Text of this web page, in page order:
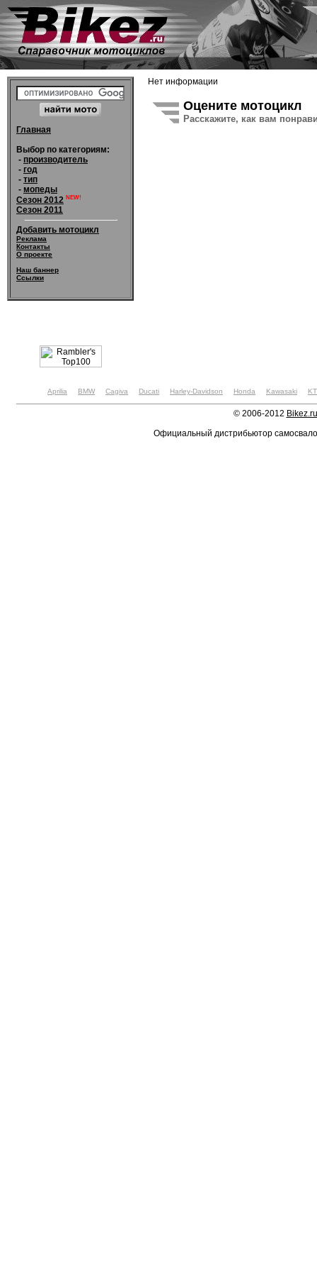
Главная
Выбор по категориям:
- производитель
- год
- тип
- мопеды
Сезон 2012 NEW!
Сезон 2011
Добавить мотоцикл
Реклама
Контакты
О проекте
Наш баннер
Ссылки
Нет информации
Оцените мотоцикл
Расскажите, как вам
Aprilia BMW Cagiva Ducati Harley-Davidson Honda Kawasaki
© 2006-2012 Bikez.ru
Официальный дистрибьютор